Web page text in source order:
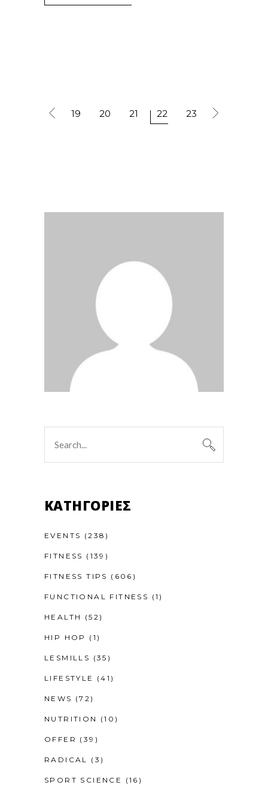
19 20 21 22 23
for:
KΑΤΗΓΟΡΊΕΣ
EVENTS (238)
FITNESS (139)
FITNESS TIPS (606)
FUNCTIONAL FITNESS (1)
HEALTH (52)
HIP HOP (1)
LESMILLS (35)
LIFESTYLE (41)
NEWS (72)
NUTRITION (10)
OFFER (39)
RADICAL (3)
SPORT SCIENCE (16)